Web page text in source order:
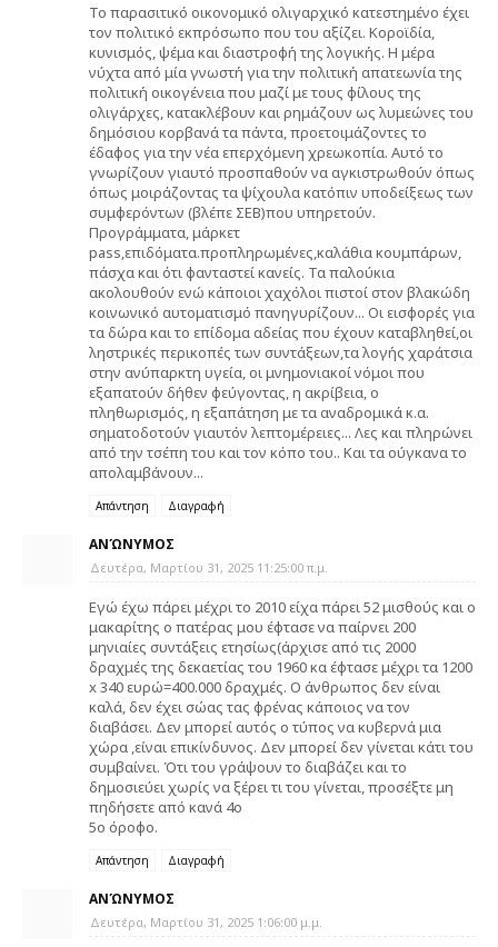
Το παρασιτικό οικονομικό ολιγαρχικό κατεστημένο έχει
τον πολιτικό εκπρόσωπο που του αξίζει. Κοροϊδία,
κυνισμός, ψέμα και διαστροφή της λογικής. Η μέρα
νύχτα από μία γνωστή για την πολιτική απατεωνία της
πολιτική οικογένεια που μαζί με τους φίλους της
ολιγάρχες, κατακλέβουν και ρημάζουν ως λυμεώνες του
δημόσιου κορβανά τα πάντα, προετοιμάζοντες το
έδαφος για την νέα επερχόμενη χρεωκοπία. Αυτό το
γνωρίζουν γιαυτό προσπαθούν να αγκιστρωθούν όπως
όπως μοιράζοντας τα ψίχουλα κατόπιν υποδείξεως των
συμφερόντων (βλέπε ΣΕΒ)που υπηρετούν.
Προγράμματα, μάρκετ
pass,επιδόματα.προπληρωμένες,καλάθια κουμπάρων,
πάσχα και ότι φανταστεί κανείς. Τα παλούκια
ακολουθούν ενώ κάποιοι χαχόλοι πιστοί στον βλακώδη
κοινωνικό αυτοματισμό πανηγυρίζουν... Οι εισφορές για
τα δώρα και το επίδομα αδείας που έχουν καταβληθεί,οι
ληστρικές περικοπές των συντάξεων,τα λογής χαράτσια
στην ανύπαρκτη υγεία, οι μνημονιακοί νόμοι που
εξαπατούν δήθεν φεύγοντας, η ακρίβεια, ο
πληθωρισμός, η εξαπάτηση με τα αναδρομικά κ.α.
σηματοδοτούν γιαυτόν λεπτομέρειες... Λες και πληρώνει
από την τσέπη του και τον κόπο του.. Και τα ούγκανα το
απολαμβάνουν...
Απάντηση Διαγραφή
ΑΝΏΝΥΜΟΣ
Δευτέρα, Μαρτίου 31, 2025 11:25:00 π.μ.
Εγώ έχω πάρει μέχρι το 2010 είχα πάρει 52 μισθούς και ο
μακαρίτης ο πατέρας μου έφτασε να παίρνει 200
μηνιαίες συντάξεις ετησίως(άρχισε από τις 2000
δραχμές της δεκαετίας του 1960 κα έφτασε μέχρι τα 1200
x 340 ευρώ=400.000 δραχμές. Ο άνθρωπος δεν είναι
καλά, δεν έχει σώας τας φρένας κάποιος να τον
διαβάσει. Δεν μπορεί αυτός ο τύπος να κυβερνά μια
χώρα ,είναι επικίνδυνος. Δεν μπορεί δεν γίνεται κάτι του
συμβαίνει. Ότι του γράψουν το διαβάζει και το
δημοσιεύει χωρίς να ξέρει τι του γίνεται, προσέξτε μη
πηδήσετε από κανά 4ο
5ο όροφο.
Απάντηση Διαγραφή
ΑΝΏΝΥΜΟΣ
Δευτέρα, Μαρτίου 31, 2025 1:06:00 μ.μ.